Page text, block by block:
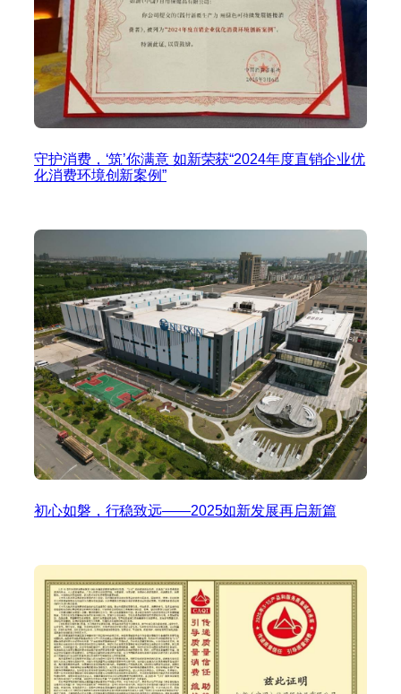
守护消费，‘筑’你满意 如新荣获“2024年度直销企业优
化消费环境创新案例”
初心如磐，行稳致远——2025如新发展再启新篇